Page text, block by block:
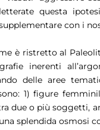
questa
con i
è ristretto al
inerenti
delle aree
1) figure
due o più soggetti,
splendida osmosi